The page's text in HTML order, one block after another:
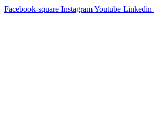
Facebook-square InstagramYoutube Linkedin